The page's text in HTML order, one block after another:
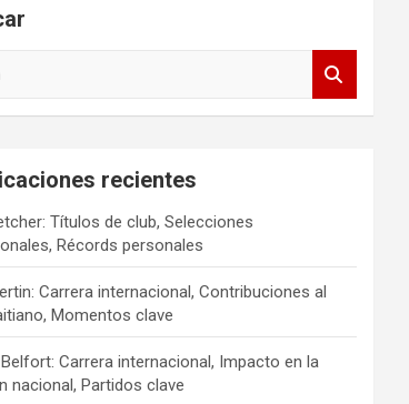
recientes
Títulos de club, Selecciones
Récords personales
Carrera internacional, Contribuciones al
Momentos clave
Carrera internacional, Impacto en la
nacional, Partidos clave